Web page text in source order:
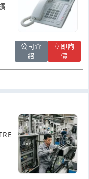
公司介
紹
立即詢
價